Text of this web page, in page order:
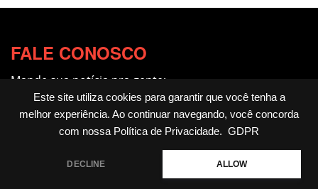
Este site utiliza cookies para garantir que você tenha a
melhor experiência. Ao continuar navegando, você concorda
com nossa Política de Privacidade. GDPR
DECLINE ALLOW
FALE CONOSCO
Mande sua notícia pra gente:
redacao@fotocitando.com.br
Políticas de Privacidade
Fotocitando
Notícias Cultura & Arte